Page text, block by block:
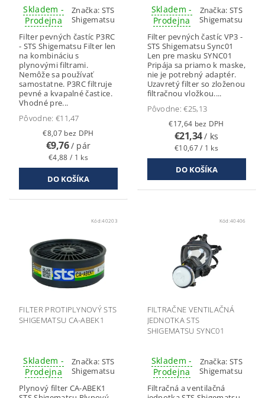
Skladem -
Prodejna
Značka: STS
Shigematsu
Filter pevných častíc P3RC
- STS Shigematsu Filter len
na kombináciu s
plynovými filtrami.
Nemôže sa používať
samostatne. P3RC filtruje
pevné a kvapalné častice.
Vhodné pre...
Pôvodne: €11,47
€8,07 bez DPH
€9,76/ pár
€4,88 / 1 ks
Skladem -
Prodejna
Značka:STS
Shigematsu
Filter pevných častíc VP3 -
STS Shigematsu Sync01
Len pre masku SYNC01
Pripája sa priamo k maske,
nie je potrebný adaptér.
Uzavretý filter so zloženou
filtračnou vložkou....
Pôvodne:€25,13
€17,64 bez DPH
€21,34/ ks
€10,67 / 1 ks
Kód:40203
FILTER PROTIPLYNOVÝ STS
SHIGEMATSU CA-ABEK1
Skladem -
Prodejna
Značka: STS
Shigematsu
Plynový filter CA-ABEK1
Kód: 40406
FILTRAČNE VENTILAČNÁ
JEDNOTKA STS
SHIGEMATSU SYNC01
Skladem -
Prodejna
Značka:STS
Shigematsu
Filtračná a ventilačná